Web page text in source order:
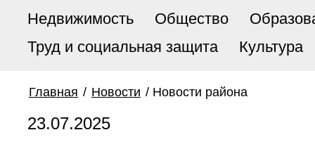
Недвижимость
Общество
Труд и социальная защита
Культура
Главная / Новости / Новости района
23.07.2025